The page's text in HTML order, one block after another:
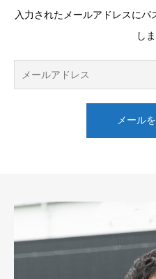
入力されたメールアドレスに
し